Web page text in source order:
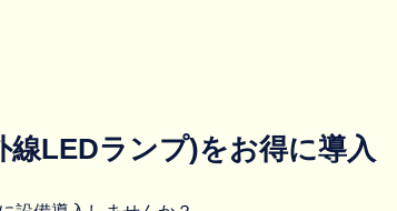
線LEDランプ)をお得に導入